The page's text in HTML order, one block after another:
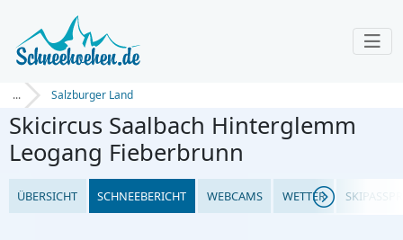
... Salzburger Land
Skicircus Saalbach Hinterglemm
Leogang Fieberbrunn
ÜBERSICHT SCHNEEBERICHT WEBCAMS WETTER